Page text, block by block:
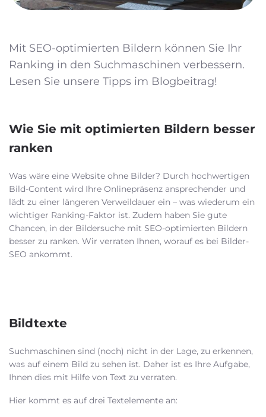
Kontakt
+49 (0) 2303 9280023
Mit SEO-optimierten Bildern können Sie Ihr
Ranking in den Suchmaschinen verbessern.
Lesen Sie unsere Tipps im Blogbeitrag!
Wie Sie mit optimierten Bildern besser
ranken
Was wäre eine Website ohne Bilder? Durch hochwertigen
Bild-Content wird Ihre Onlinepräsenz ansprechender und
lädt zu einer längeren Verweildauer ein – was wiederum ein
wichtiger Ranking-Faktor ist. Zudem haben Sie gute
Chancen, in der Bildersuche mit SEO-optimierten Bildern
besser zu ranken. Wir verraten Ihnen, worauf es bei Bilder-
SEO ankommt.
Bildtexte
Suchmaschinen sind (noch) nicht in der Lage, zu erkennen,
was auf einem Bild zu sehen ist. Daher ist es Ihre Aufgabe,
Ihnen dies mit Hilfe von Text zu verraten.
Hier kommt es auf drei Textelemente an: